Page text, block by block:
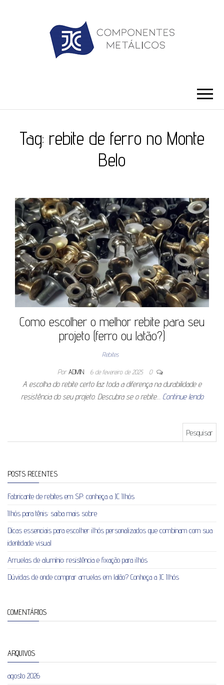
Tag: rebite de ferro no Monte
Belo
Como escolher o melhor rebite para seu
projeto (ferro ou latão?)
Rebites
Por ADMIN 6 de fevereiro de 2025 0
A escolha do rebite certo faz toda a diferença na durabilidade e
resistência do seu projeto. Descubra se o rebite… Continue lendo
POSTS RECENTES
Fabricante de rebites em SP: conheça a JC Ilhós
Ilhós para tênis: saiba mais sobre
Dicas essenciais para escolher ilhós personalizados que combinam com sua
identidade visual
Arruelas de alumínio: resistência e fixação para ilhós
Dúvidas de onde comprar arruelas em latão? Conheça a JC Ilhós
COMENTÁRIOS
ARQUIVOS
agosto 2026